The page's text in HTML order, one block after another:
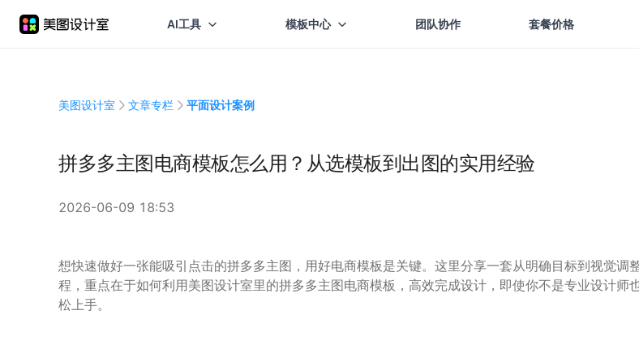
AI工具 模板中心 团队协作 套餐价格
美图设计室 文章专栏 平面设计案例
拼多多主图电商模板怎么用？从选模板到出图的实用经验
2026-06-09 18:53
想快速做好一张能吸引点击的拼多多主图，用好电商模板是关键。这里分享一套从明确目标到视觉调
程，重点在于如何利用美图设计室里的拼多多主图电商模板，高效完成设计，即使你不是专业设计师
松上手。